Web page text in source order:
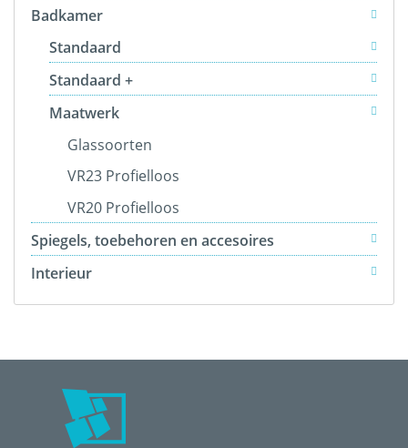
Badkamer
Standaard
Standaard +
Maatwerk
Glassoorten
VR23 Profielloos
VR20 Profielloos
Spiegels, toebehoren en accesoires
Interieur